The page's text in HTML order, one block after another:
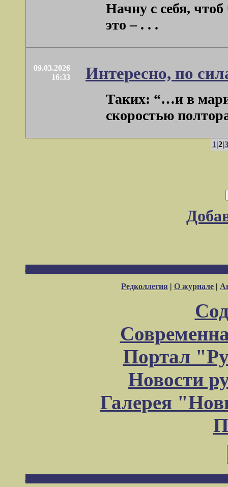
Начну с себя,
это – . . .
09.03.2026
16:33
Интересно, по
Таких: “…и в
скоростью
1|2|3
Редколлегия | О журнале |
Портал
Новости
Галерея